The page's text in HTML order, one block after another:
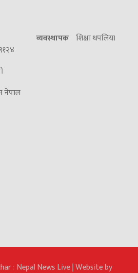
व्यवस्थापक शिक्षा थपलिया
नेपाल
: Nepal News Live | Website by